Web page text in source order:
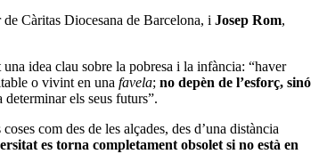
de Càritas Diocesana de Barcelona, i Josep Rom,
idea clau sobre la pobresa i la infància: “haver
o vivint en una favela; no depèn de l’esforç, sinó
els seus futurs”.
com des de les alçades, des d’una distància
es torna completament obsolet si no està en